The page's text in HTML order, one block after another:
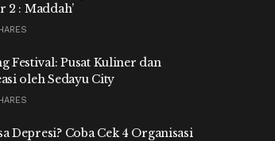
2 : Maddah’
Festival: Pusat Kuliner dan
oleh Sedayu City
Depresi? Coba Cek 4 Organisasi